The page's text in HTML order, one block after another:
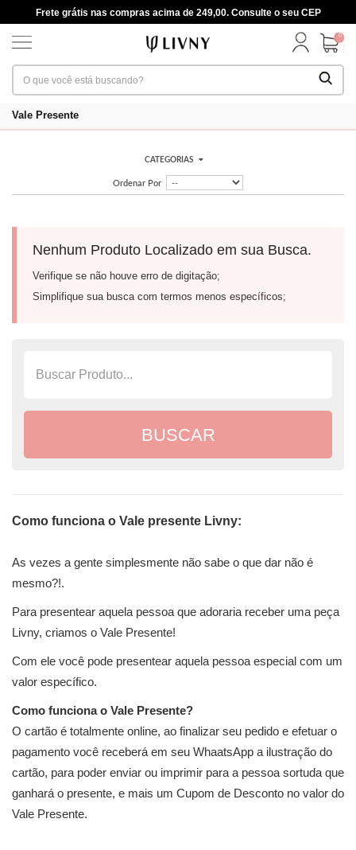
Frete grátis nas compras acima de 249,00. Consulte o seu CEP
0
Vale Presente
CATEGORIAS
Ordenar Por
Nenhum Produto Localizado em sua Busca.
Verifique se não houve erro de digitação;
Simplifique sua busca com termos menos específicos;
Como funciona o Vale presente Livny:
As vezes a gente simplesmente não sabe o que dar não é
mesmo?!.
Para presentear aquela pessoa que adoraria receber uma peça
Livny, criamos o Vale Presente!
Com ele você pode presentear aquela pessoa especial com um
valor específico.
Como funciona o Vale Presente?
O cartão é totalmente online, ao finalizar seu pedido e efetuar o
pagamento você receberá em seu WhaatsApp a ilustração do
cartão, para poder enviar ou imprimir para a pessoa sortuda que
ganhará o presente, e mais um Cupom de Desconto no valor do
Vale Presente.